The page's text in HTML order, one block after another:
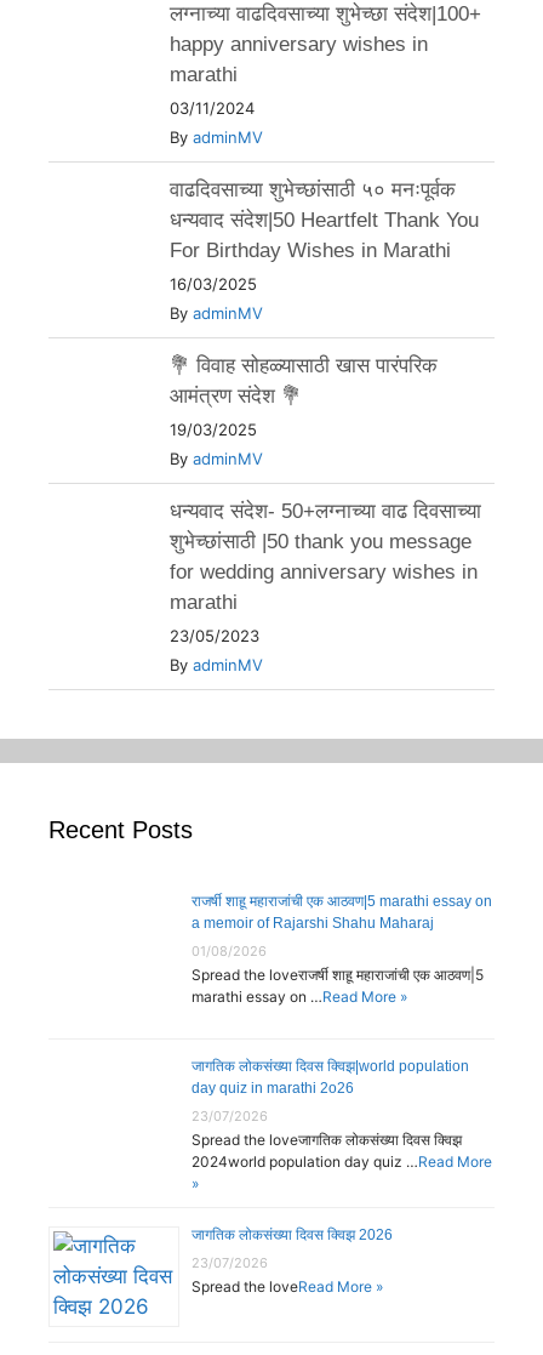
लग्नाच्या वाढदिवसाच्या शुभेच्छा संदेश|100+
happy anniversary wishes in
marathi
03/11/2024
By adminMV
वाढदिवसाच्या शुभेच्छांसाठी ५० मनःपूर्वक
धन्यवाद संदेश|50 Heartfelt Thank You
For Birthday Wishes in Marathi
16/03/2025
By adminMV
💐 विवाह सोहळ्यासाठी खास पारंपरिक
आमंत्रण संदेश 💐
19/03/2025
By adminMV
धन्यवाद संदेश- 50+लग्नाच्या वाढ दिवसाच्या
शुभेच्छांसाठी |50 thank you message
for wedding anniversary wishes in
marathi
23/05/2023
By adminMV
Recent Posts
राजर्षी शाहू महाराजांची एक आठवण|5 marathi essay on
a memoir of Rajarshi Shahu Maharaj
01/08/2026
Spread the loveराजर्षी शाहू महाराजांची एक आठवण|5
marathi essay on …Read More »
जागतिक लोकसंख्या दिवस क्विझ|world population
day quiz in marathi 2o26
23/07/2026
Spread the loveजागतिक लोकसंख्या दिवस क्विझ
2024world population day quiz …Read More
»
जागतिक लोकसंख्या दिवस क्विझ 2026
23/07/2026
Spread the loveRead More »